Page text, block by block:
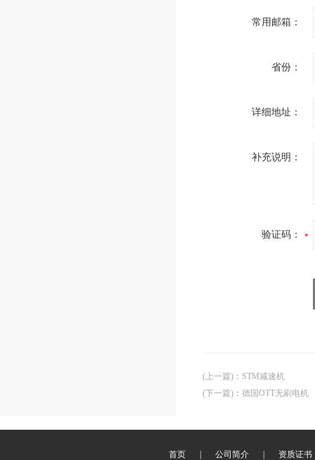
常用邮箱：
省份：
详细地址：
补充说明：
验证码：
(上一篇) ： STM减速机
(下一篇) ： 德国OTT无刷电机
首页 公司简介 资质证书